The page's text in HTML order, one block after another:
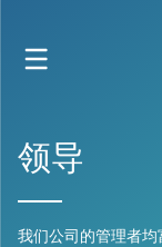
领导
我们公司的管理者